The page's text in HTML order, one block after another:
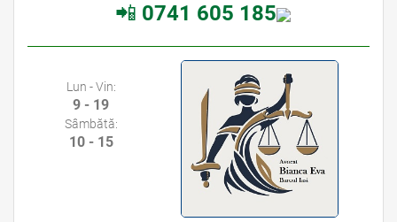
📲 0741 605 185
Lun - Vin:
9 - 19
Sâmbătă:
10 - 15